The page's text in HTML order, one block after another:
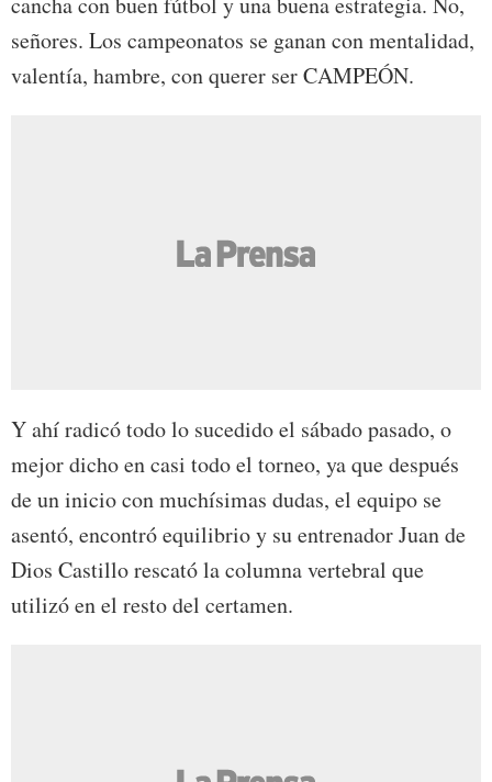
señores. Los campeonatos se ganan con mentalidad,
valentía, hambre, con querer ser CAMPEÓN.
Y ahí radicó todo lo sucedido el sábado pasado, o
mejor dicho en casi todo el torneo, ya que después
de un inicio con muchísimas dudas, el equipo se
asentó, encontró equilibrio y su entrenador Juan de
Dios Castillo rescató la columna vertebral que
utilizó en el resto del certamen.